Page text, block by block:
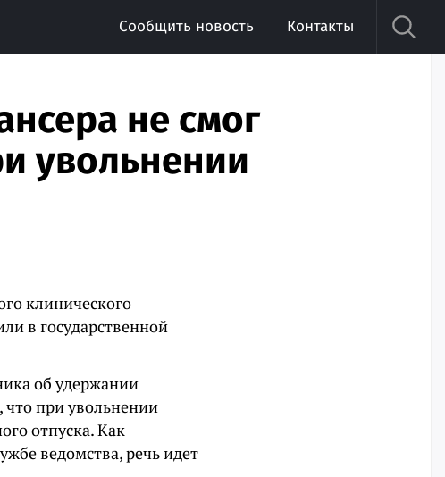
Сообщить новость Контакты
не смог
увольнении
клинического
в государственной
об удержании
что при увольнении
отпуска. Как
ведомства, речь идет